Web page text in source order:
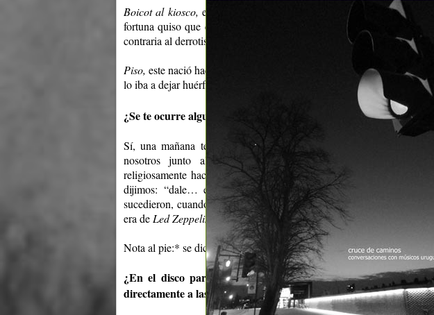
Boicot al kiosco, es uno de los últimos, incluso lo hicimos a mitad
fortuna quiso que entrara en el disco. Es una diatriba displicente y
contraria al derrotismo post-moderno.
Piso, este nació hace años, mucho antes que la banda, cuando esta lo
lo iba a dejar huérfano. Pero el hermano mayor no quiso morir
¿Se te ocurre alguna anécdota sucedida durante el proceso de
Sí, una mañana teníamos que grabar particularmente uno de los
nosotros junto al encargado* de realizar tan importante tarea.
religiosamente hacíamos, y al tomar los primeros mates, luego de
dijimos: “dale… entrá a grabar”, la sorpresa fue mayor así como
sucedieron, cuando este nos mira y simpáticamente nos informa
era deLed Zeppelin
aquél tema… “communication breakdown”, ¿no?
Nota al pie:* se dice el pescado… no el pescador…
¿En el disco participan distintos músicos invitados? ¿Qué
directamente a las canciones?